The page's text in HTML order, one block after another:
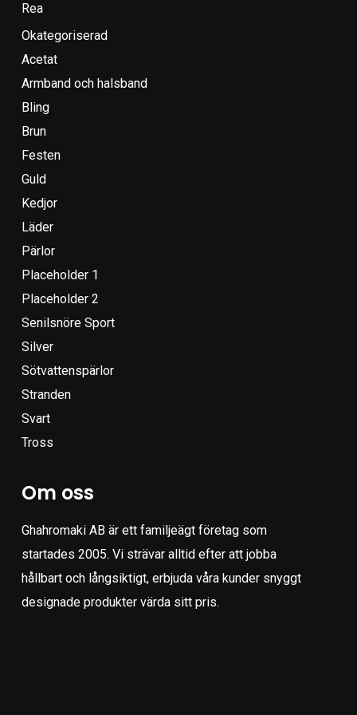
Rea
Okategoriserad
Acetat
Armband och halsband
Bling
Brun
Festen
Guld
Kedjor
Läder
Pärlor
Placeholder 1
Placeholder 2
Senilsnöre Sport
Silver
Sötvattenspärlor
Stranden
Svart
Tross
Om oss
Ghahromaki AB är ett familjeägt företag som
startades 2005. Vi strävar alltid efter att jobba
hållbart och långsiktigt, erbjuda våra kunder snyggt
designade produkter värda sitt pris.